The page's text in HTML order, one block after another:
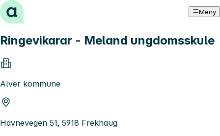
Hopp til innhold Meny
Ringevikarar - Meland ungdomsskule
Alver kommune
Havnevegen 51, 5918 Frekhaug